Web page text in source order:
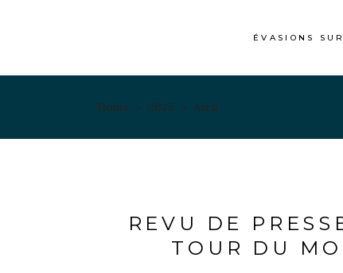
ÉVASIONS
Home > 2025 > Avril
REVU DE
TOUR DU